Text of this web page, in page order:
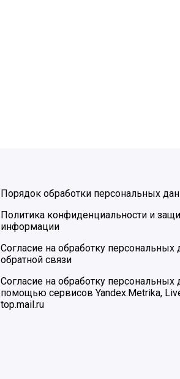
Порядок обработки персональных
Политика конфиденциальности и
информации
Согласие на обработку персональных
обратной связи
Согласие на обработку персональных
помощью сервисов Yandex.Metrika,
top.mail.ru